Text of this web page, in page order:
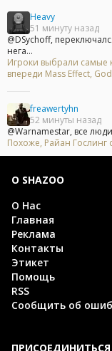
Heavy
51 минуту назад
@DSychoff,
нега...
Игроки выбрали самые
впереди Mass Effect,
freawertyhn
52 минуты назад
@Warnamestar, все
Похоже, Райан Гослинг
О SHAZOO
О Нас
Главная
Реклама
Контакты
Этикет
Помощь
RSS
Сообщить об
ПРИСОЕДИНИТЬСЯ